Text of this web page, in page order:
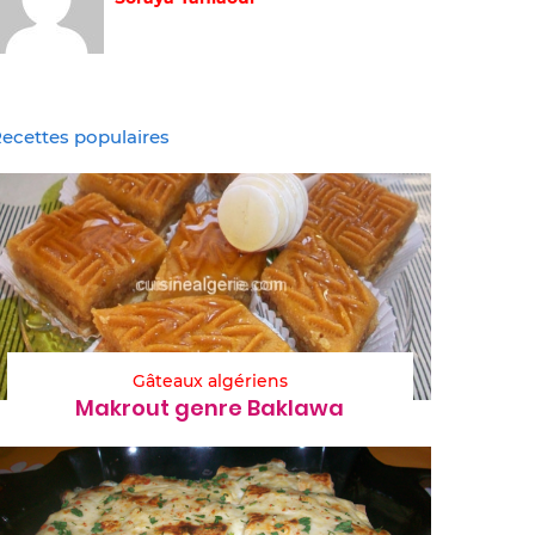
populaires
Gâteaux algériens
Makrout genre Baklawa